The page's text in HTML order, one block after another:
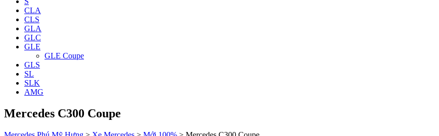
CLA
CLS
GLA
GLC
GLE
GLE Coupe
GLS
SL
SLK
AMG
Mercedes C300 Coupe